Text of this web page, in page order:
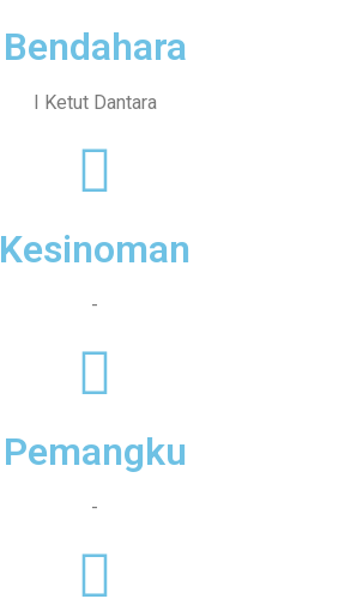
Bendahara
I Ketut Dantara
Kesinoman
-
Pemangku
-